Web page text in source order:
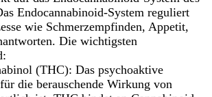
Endocannabinoid-System reguliert
wie Schmerzempfinden, Appetit,
Die wichtigsten
(THC): Das psychoaktive
die berauschende Wirkung von